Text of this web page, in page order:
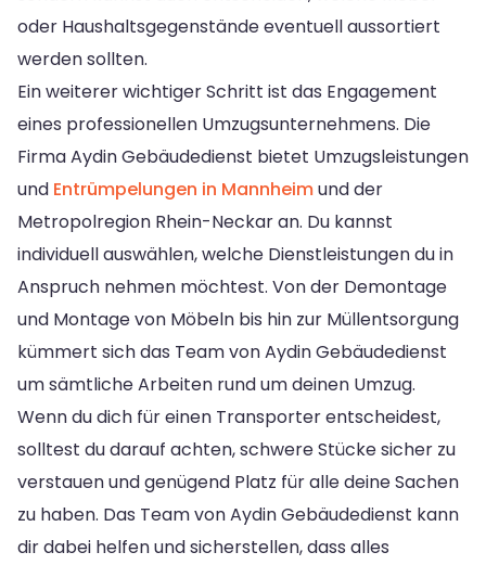
oder Haushaltsgegenstände eventuell aussortiert
werden sollten.
Ein weiterer wichtiger Schritt ist das Engagement
eines professionellen Umzugsunternehmens. Die
Firma Aydin Gebäudedienst bietet Umzugsleistungen
und Entrümpelungen in Mannheimund der
Metropolregion Rhein-Neckar an. Du kannst
individuell auswählen, welche Dienstleistungen du in
Anspruch nehmen möchtest. Von der Demontage
und Montage von Möbeln bis hin zur Müllentsorgung
kümmert sich das Team von Aydin Gebäudedienst
um sämtliche Arbeiten rund um deinen Umzug.
Wenn du dich für einen Transporter entscheidest,
solltest du darauf achten, schwere Stücke sicher zu
verstauen und genügend Platz für alle deine Sachen
zu haben. Das Team von Aydin Gebäudedienst kann
dir dabei helfen und sicherstellen, dass alles